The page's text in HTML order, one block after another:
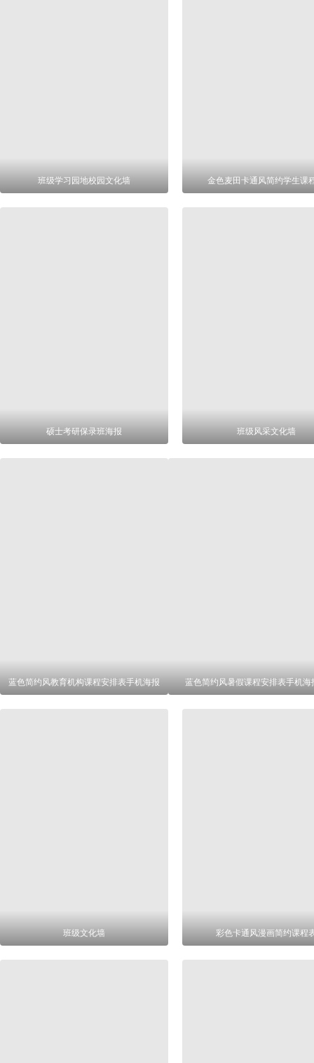
班级学习园地校园文化墙 金色麦田卡通风简约学生课
硕士考研保录班海报 班级风采文化墙
蓝色简约风教育机构课程安排表手机海报 蓝色简约风暑假课程安排表手机海
班级文化墙 彩色卡通风漫画简约课程